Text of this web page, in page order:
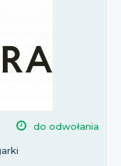
do odwołania